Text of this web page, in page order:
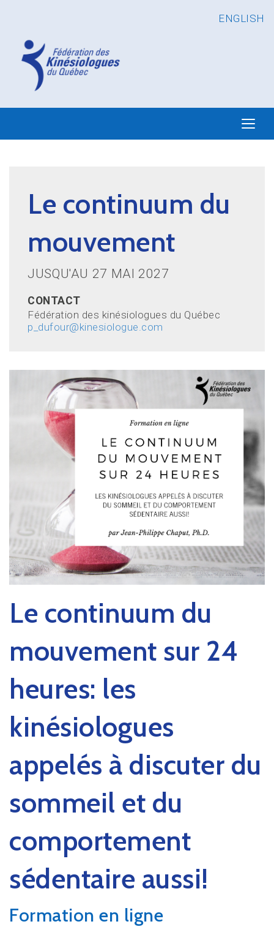
ENGLISH
Le continuum du
mouvement
JUSQU'AU 27 MAI 2027
CONTACT
Fédération des kinésiologues du Québec
p_dufour@kinesiologue.com
Le continuum du
mouvement sur 24
heures: les
kinésiologues
appelés à discuter du
sommeil et du
comportement
sédentaire aussi!
Formation en ligne